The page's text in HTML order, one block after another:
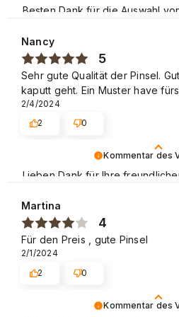
Besten Dank für die Auswahl
Einkäufen in unserem Store
Kommentar des
Lieben Dank für Ihre
unseren Kunden einen guten
Danke nochmal! Mit freundlichen
Nancy
5
Sehr gute Qualität der Pinsel.
kaputt geht. Ein Muster have
2/4/2024
2
0
Kommentar des
Martina
4
Für den Preis , gute Pinsel
2/1/2024
2
0